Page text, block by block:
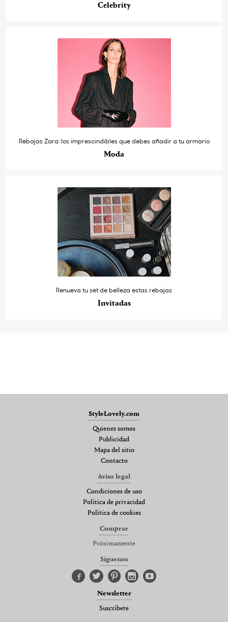
Celebrity
Rebajas Zara: los imprescindibles que debes añadir a tu armario
Moda
Renueva tu set de belleza estas rebajas
Invitadas
StyleLovely.com
Quienes somos
Publicidad
Mapa del sitio
Contacto
Aviso legal
Condiciones de uso
Política de privacidad
Política de cookies
Comprar
Próximamente
Síguenos
Newsletter
Suscríbete